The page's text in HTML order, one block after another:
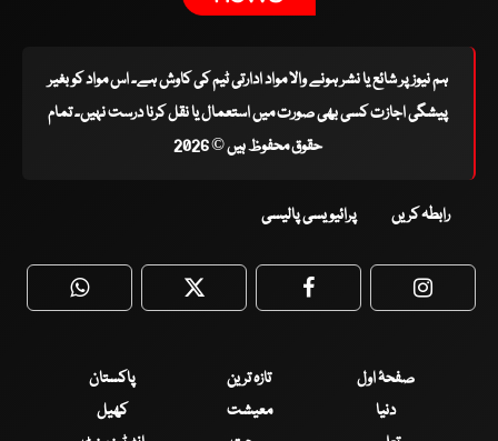
ہم نیوز پر شائع یا نشر ہونے والا مواد ادارتی ٹیم کی کاوش ہے۔ اس مواد کو بغیر
پیشگی اجازت کسی بھی صورت میں استعمال یا نقل کرنا درست نہیں۔ تمام
حقوق محفوظ ہیں © 2026
رابطہ کریں پرائیویسی پالیسی
WhatsApp Twitter Facebook
صفحۂ اول تازہ ترین
پاکستان
دنیا
معیشت
کھیل